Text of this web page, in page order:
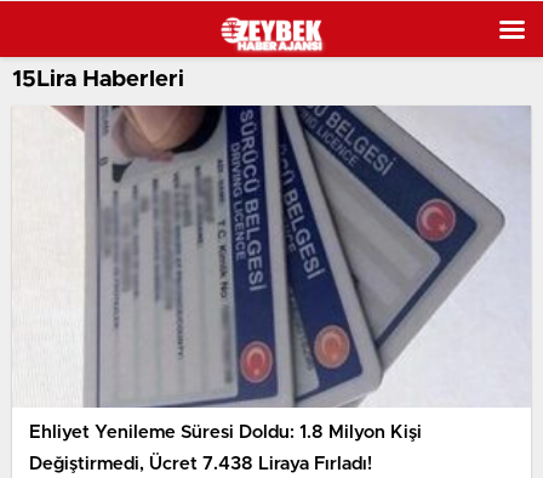
15Lira Haberleri
Ehliyet Yenileme Süresi Doldu: 1.8 Milyon Kişi
Değiştirmedi, Ücret 7.438 Liraya Fırladı!